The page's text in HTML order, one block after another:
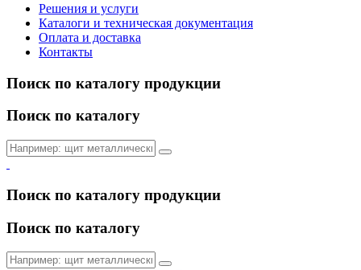
Решения и услуги
Каталоги и техническая документация
Оплата и доставка
Контакты
Поиск по каталогу продукции
Поиск по каталогу
Поиск по каталогу продукции
Поиск по каталогу